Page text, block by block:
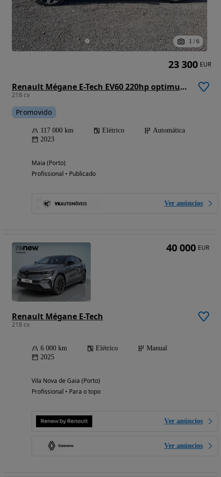
1 / 6
Renault Mégane E-Tech EV60 220hp optimum charge Techno
218 cv
Promovido
117 000 km Elétrico
Automática
2023
Maia (Porto)
Profissional • Publicado
Ver anúncios
23 300 EUR
Renault Mégane E-Tech
218 cv
6 000 km Elétrico
Manual
2025
Vila Nova de Gaia (Porto)
Profissional • Para o topo
Ver anúncios
Ver anúncios
40 000 EUR